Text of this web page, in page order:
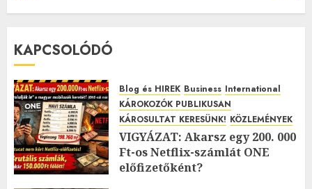
KAPCSOLÓDÓ
Blog és HIREK Business International
KÁROKOZÓK PUBLIKUSAN
KÁROSULTAT KERESÜNK! KÖZLEMÉNYEK
VIGYÁZAT: Akarsz egy 200. 000
Ft-os Netflix-számlát ONE
előfizetőként?